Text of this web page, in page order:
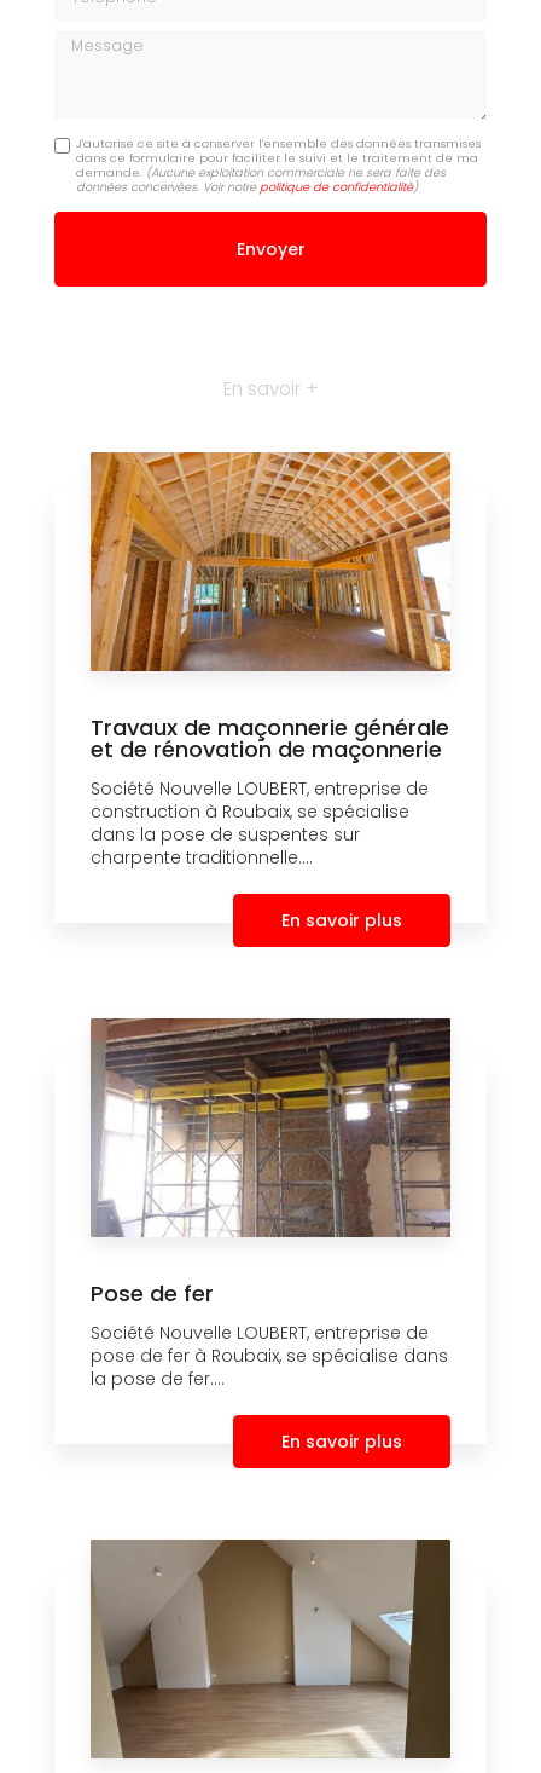
Message
J'autorise ce site à conserver l'ensemble des données transmises
dans ce formulaire pour faciliter le suivi et le traitement de ma
demande. (Aucune exploitation commerciale ne sera faite des
données concervées. Voir notrepolitique de confidentialité)
En savoir +
Travaux de maçonnerie générale
et de rénovation de maçonnerie
Société Nouvelle LOUBERT, entreprise de
construction à Roubaix, se spécialise
dans la pose de suspentes sur
charpente traditionnelle....
En savoir plus
Pose de fer
Société Nouvelle LOUBERT, entreprise de
pose de fer à Roubaix, se spécialise dans
la pose de fer....
En savoir plus